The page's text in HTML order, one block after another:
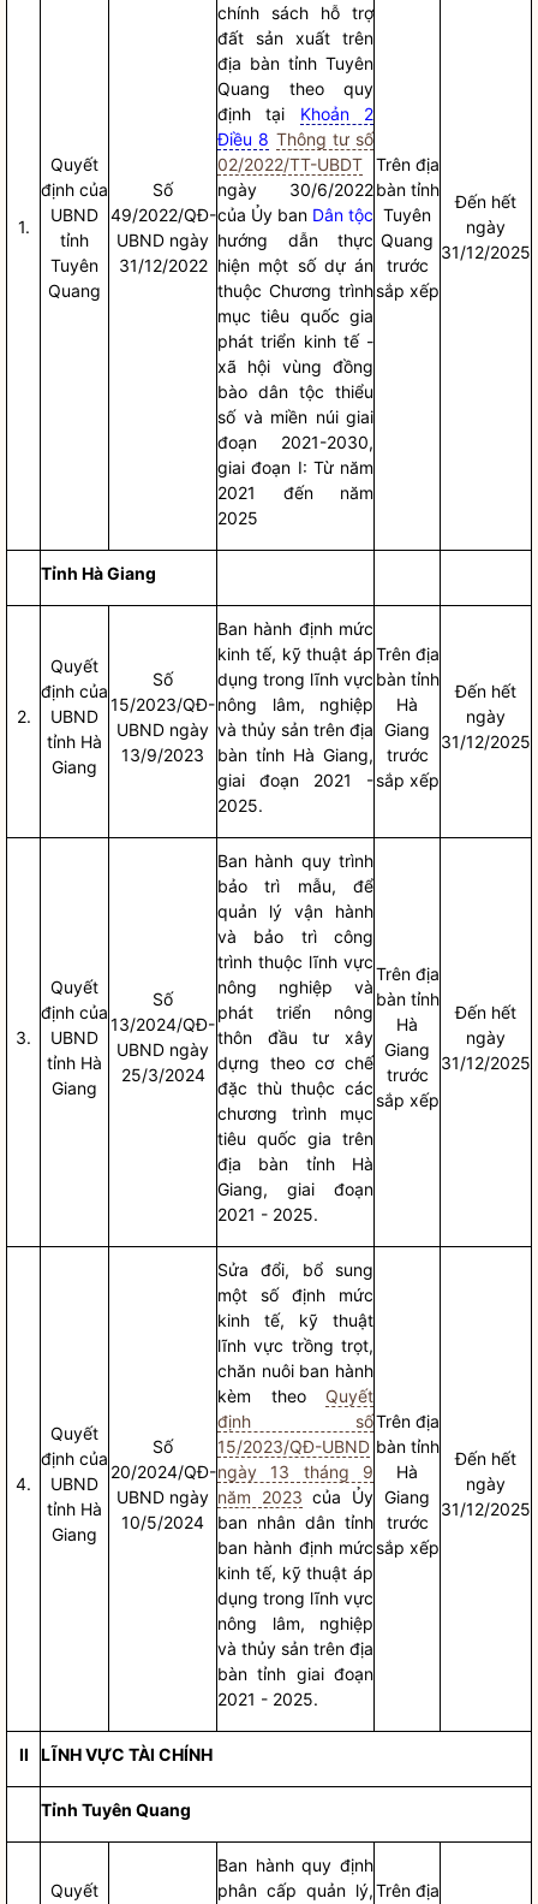
1.
Quyết
định của
UBND
tỉnh
Tuyên
Quang
Số
49/2022/QĐ-
UBND ngày
31/12/2022
chính sách hỗ trợ
đất sản xuất trên
địa bàn tỉnh Tuyên
Quang theo quy
định tại Khoản 2
Điều 8 Thông tư số
02/2022/TT-UBDT
ngày 30/6/2022
của Ủy ban Dân tộc
hướng dẫn thực
hiện một số dự án
thuộc Chương trình
mục tiêu quốc gia
phát triển kinh tế -
xã hội vùng đồng
bào dân tộc thiểu
số và miền núi giai
đoạn 2021-2030,
giai đoạn I: Từ năm
2021 đến năm
2025
Trên địa
bàntỉnh
Tuyên
Quang
trước
sắp xếp
Đến hết
ngày
31/12/2025
Tỉnh Hà Giang
2.
Quyết
định của
UBND
tỉnh Hà
Giang
Số
15/2023/QĐ-
UBND ngày
13/9/2023
Ban hành định mức
kinh tế, kỹ thuật áp
dụng trong lĩnh vực
nông lâm, nghiệp
và thủy sản trên địa
bàn tỉnh Hà Giang,
giai đoạn 2021 -
2025.
Trên địa
bàntỉnh
Hà
Giang
trước
sắp xếp
Đến hết
ngày
31/12/2025
3.
Quyết
định của
UBND
tỉnh Hà
Giang
Số
13/2024/QĐ-
UBND ngày
25/3/2024
Ban hành quy trình
bảo trì mẫu, để
quản lý vận hành
và bảo trì công
trình thuộc lĩnh vực
nông nghiệp và
phát triển nông
thôn đầu tư xây
dựng theo cơ chế
đặc thù thuộc các
chương trình mục
tiêu quốc gia trên
địa bàn tỉnh Hà
Giang, giai đoạn
2021 - 2025.
Trên địa
bàntỉnh
Hà
Giang
trước
sắp xếp
Đến hết
ngày
31/12/2025
4.
Quyết
định của
UBND
tỉnh Hà
Giang
Số
20/2024/QĐ-
UBND ngày
10/5/2024
Sửa đổi, bổ sung
một số định mức
kinh tế, kỹ thuật
lĩnh vực trồng trọt,
chăn nuôi ban hành
kèm theo Quyết
định số
15/2023/QĐ-UBND
ngày 13 tháng 9
năm 2023 của Ủy
ban nhân dân tỉnh
ban hành định mức
kinh tế, kỹ thuật áp
dụng trong lĩnh vực
nông lâm, nghiệp
và thủy sản trên địa
bàn tỉnh giai đoạn
2021 - 2025.
Trên địa
bàntỉnh
Hà
Giang
trước
sắp xếp
Đến hết
ngày
31/12/2025
II LĨNH VỰC TÀI CHÍNH
Tỉnh Tuyên Quang
Quyết
Ban hành quy định
phân cấp quản lý,Trên địa